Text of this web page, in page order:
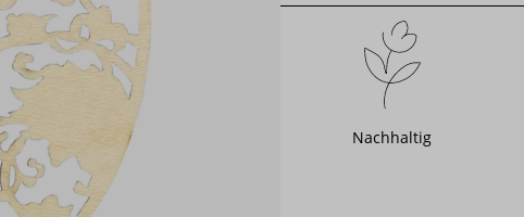
Nachhaltig